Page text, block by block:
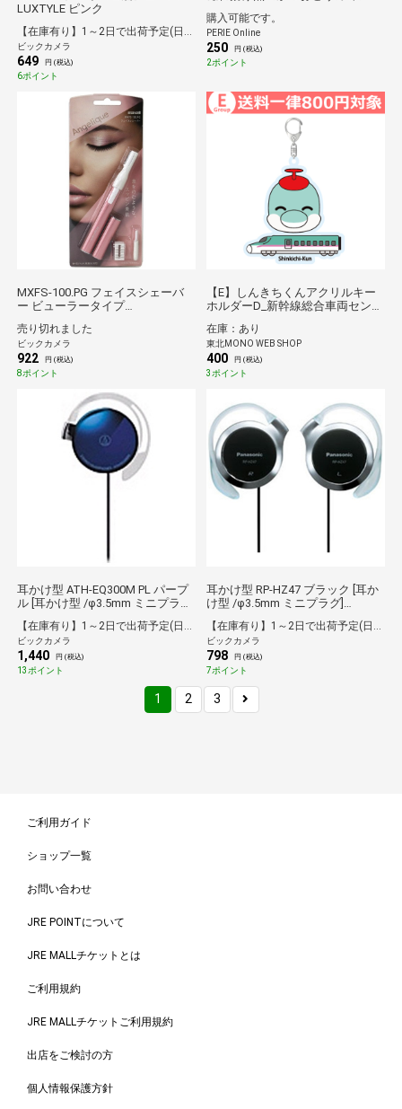
LUXTYLE ピンク
【在庫有り】1～2日で出荷予定(日付指定可)
ビックカメラ
649 円 (税込)
6ポイント
購入可能です。
PERIE Online
250 円 (税込)
2ポイント
MXFS-100.PG フェイスシェーバ
ー ビューラータイプ
ンクゴールド[MXFS100.PG]
売り切れました
ビックカメラ
922 円 (税込)
8ポイント
【E】しんきちくんアクリルキー
ホルダーD_新幹線総合車両センタ
在庫：あり
東北MONO WEB SHOP
400 円 (税込)
3ポイント
耳かけ型 ATH-EQ300M PL パープ
ル [耳かけ型 /φ3.5mm ミニプラグ]
【在庫有り】1～2日で出荷予定(日付指定可)
ビックカメラ
1,440 円 (税込)
13ポイント
耳かけ型 RP-HZ47 ブラック [耳か
け型 /φ3.5mm ミニプラグ]
【在庫有り】1～2日で出荷予定(日付指定可)
ビックカメラ
798 円 (税込)
7ポイント
1 2 3
ご利用ガイド
ショップ一覧
お問い合わせ
JRE POINTについて
JRE MALLチケットとは
ご利用規約
JRE MALLチケットご利用規約
出店をご検討の方
個人情報保護方針